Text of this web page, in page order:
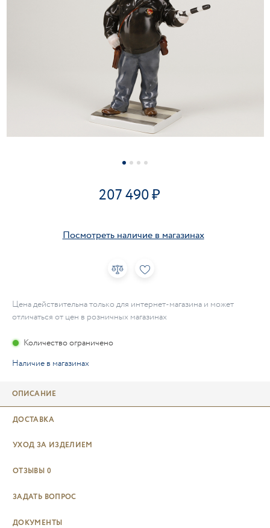
207 490
Посмотреть наличие в магазинах
Цена действительна только для интернет-магазина и может
отличаться от цен в розничных магазинах
Количество ограничено
Наличие в магазинах
ОПИСАНИЕ
ДОСТАВКА
УХОД ЗА ИЗДЕЛИЕМ
ОТЗЫВЫ 0
ЗАДАТЬ ВОПРОС
ДОКУМЕНТЫ